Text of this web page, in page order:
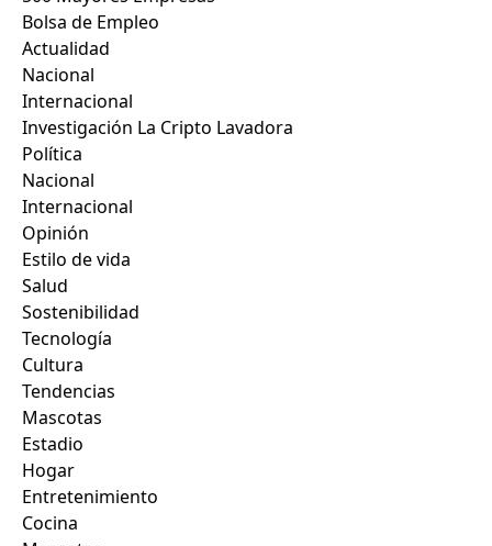
Bolsa de Empleo
Actualidad
Nacional
Internacional
Investigación La Cripto Lavadora
Política
Nacional
Internacional
Opinión
Estilo de vida
Salud
Sostenibilidad
Tecnología
Cultura
Tendencias
Mascotas
Estadio
Hogar
Entretenimiento
Cocina